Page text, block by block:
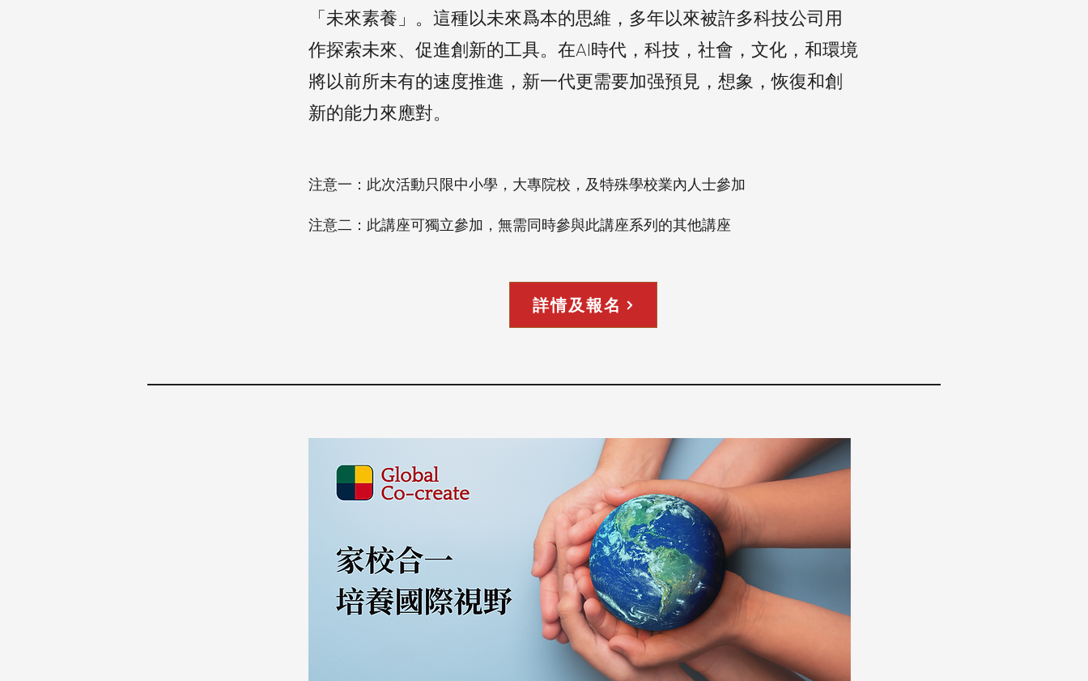
「未來素養」。這種以未來爲本的思維，多年以來被許多科技公司用
作探索未來、促進創新的工具。在AI時代，科技，社會，文化，和環境
將以前所未有的速度推進，新一代更需要加强預見，想象，恢復和創
新的能力來應對。
注意一：此次活動只限中小學，大專院校，及特殊學校業內人士參加
注意二：此講座可獨立參加，無需同時參與此講座系列的其他講座
詳情及報名